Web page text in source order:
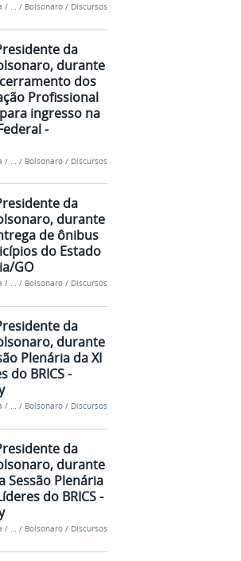
/ … / Bolsonaro / Discursos
da
durante
dos
Profissional
ingresso na
-
/ … / Bolsonaro / Discursos
da
durante
de ônibus
do Estado
GO
/ … / Bolsonaro / Discursos
da
durante
Plenária da XI
do BRICS -
/ … / Bolsonaro / Discursos
da
durante
Sessão Plenária
do BRICS -
/ … / Bolsonaro / Discursos